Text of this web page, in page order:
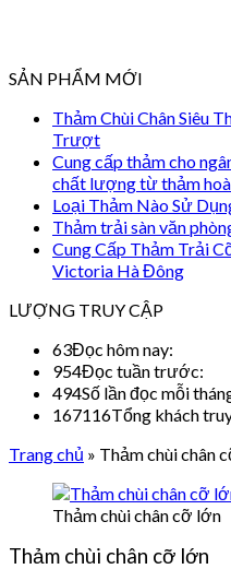
SẢN PHẨM MỚI
Thảm Chùi Chân Siêu
Trượt
Cung cấp thảm cho
chất lượng từ thảm
Loại Thảm Nào Sử
Thảm trải sàn văn
Cung Cấp Thảm Trải
Victoria Hà Đông
LƯỢNG TRUY CẬP
63Đọc hôm nay:
954Đọc tuần trước:
494Số lần đọc mỗi
167116Tổng khách
Trang chủ » Thảm chùi chân
Thảm chùi chân cỡ lớn
Thảm chùi chân cỡ lớn